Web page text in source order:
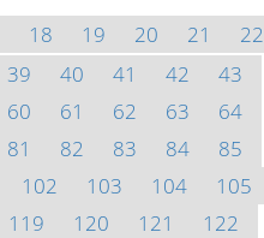
18 19 20 21
22
39 40 41 42
43
60 61 62 63
64
81 82 83 84
85
102 103 104
105
119 120 121
122